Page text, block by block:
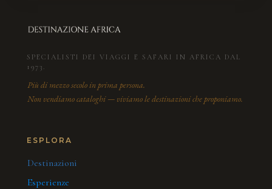
SPECIALISTI DEI VIAGGI E SAFARI IN AFRICA DAL
1973.
Più di mezzo secolo in prima persona.
Non vendiamo cataloghi — viviamo le destinazioni che proponiamo.
ESPLORA
Destinazioni
Esperienze